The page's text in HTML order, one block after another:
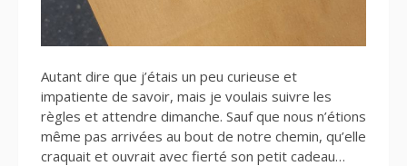
Autant dire que j’étais un peu curieuse et
impatiente de savoir, mais je voulais suivre les
règles et attendre dimanche. Sauf que nous n’étions
même pas arrivées au bout de notre chemin, qu’elle
craquait et ouvrait avec fierté son petit cadeau…